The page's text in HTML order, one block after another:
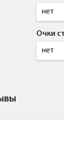
нет
Очки
нет